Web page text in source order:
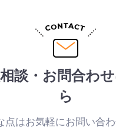
談・お問合わ
ら
点はお気軽にお問い合